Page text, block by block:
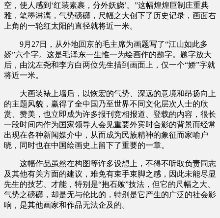
空，使人感到‘红装素裹，分外妖娆’。”这幅煌煌巨制庄重典
雅，笔墨淋漓，气势磅礴，尺幅之大创下了历史记录，画面右
上角的一轮红太阳的直径就将近一米。
9月27日，从外地回京的毛主席为画题写了“江山如此多
娇”六个字。这是毛泽东一生惟一为绘画作的题字。题字放大
后，由沈左尧和李方白两位先生描到画面上，仅一个“娇”字就
将近一米。
大画装裱上墙后，以恢宏的气势、深远的意境和昂扬向上
的主题风貌，赢得了全中国乃至世界不同文化层次人士的欣
赏、赞美，也立即成为许多报刊竞相报道、登载的内容，很长
一段时间内作为国家领导人会见重要外宾时合影的背景而经常
出现在各种新闻媒介中，从而成为民族精神的象征而家喻户
晓，同时也在中国绘画史上留下了重要的一章。
这幅作品虽然在构图等许多设想上，不得不听取负责同志
及其他有关方面的建议，难免有束手束脚之感，因此未能尽显
先生的技艺、才能，特别是“抱石皴”技法，但它的尺幅之大、
气势之磅礴，却是无与伦比的，特别是它产生的广泛的社会影
响，是其他画家和作品无法企及的。